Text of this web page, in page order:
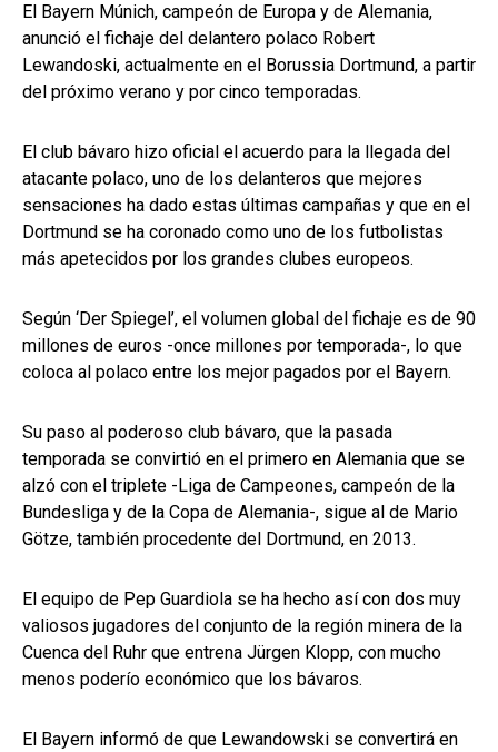
El Bayern Múnich, campeón de Europa y de Alemania,
anunció el fichaje del delantero polaco Robert
Lewandoski, actualmente en el Borussia Dortmund, a partir
del próximo verano y por cinco temporadas.
El club bávaro hizo oficial el acuerdo para la llegada del
atacante polaco, uno de los delanteros que mejores
sensaciones ha dado estas últimas campañas y que en el
Dortmund se ha coronado como uno de los futbolistas
más apetecidos por los grandes clubes europeos.
Según ‘Der Spiegel’, el volumen global del fichaje es de 90
millones de euros -once millones por temporada-, lo que
coloca al polaco entre los mejor pagados por el Bayern.
Su paso al poderoso club bávaro, que la pasada
temporada se convirtió en el primero en Alemania que se
alzó con el triplete -Liga de Campeones, campeón de la
Bundesliga y de la Copa de Alemania-, sigue al de Mario
Götze, también procedente del Dortmund, en 2013.
El equipo de Pep Guardiola se ha hecho así con dos muy
valiosos jugadores del conjunto de la región minera de la
Cuenca del Ruhr que entrena Jürgen Klopp, con mucho
menos poderío económico que los bávaros.
El Bayern informó de que Lewandowski se convertirá en